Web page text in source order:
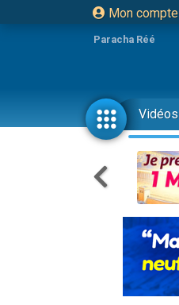
Mon compte
Paracha Réé
Vidéos